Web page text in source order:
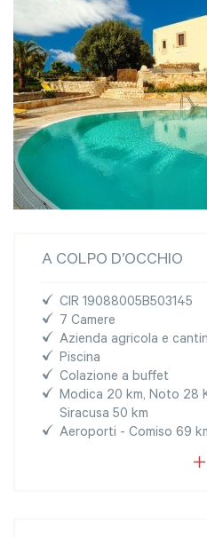
A COLPO D’OCCHIO
CIR 19088005B503145
7 Camere
Azienda agricola e
Piscina
Colazione a buffet
Modica 20 km, Noto 28
Siracusa 50 km
Aeroporti - Comiso 69